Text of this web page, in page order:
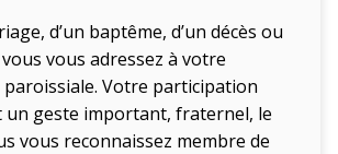
d’un baptême, d’un décès ou
vous vous adressez à votre
Votre participation
un geste important, fraternel, le
vous reconnaissez membre de